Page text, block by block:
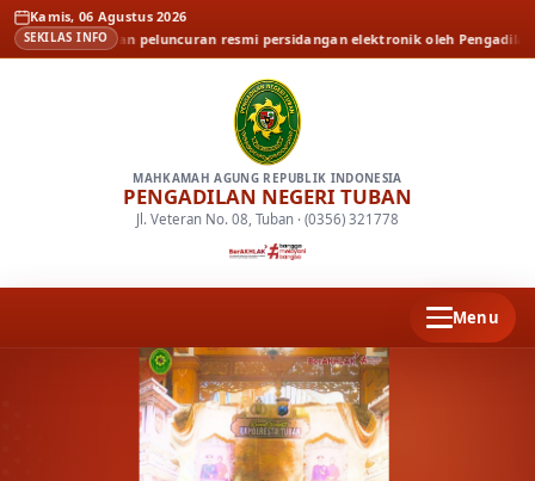
Kamis, 06 Agustus 2026
SEKILAS INFO
dan peluncuran resmi persidangan elektronik oleh Pengadilan Tinggi
MAHKAMAH AGUNG REPUBLIK INDONESIA
PENGADILAN NEGERI TUBAN
Jl. Veteran No. 08, Tuban · (0356) 321778
Menu